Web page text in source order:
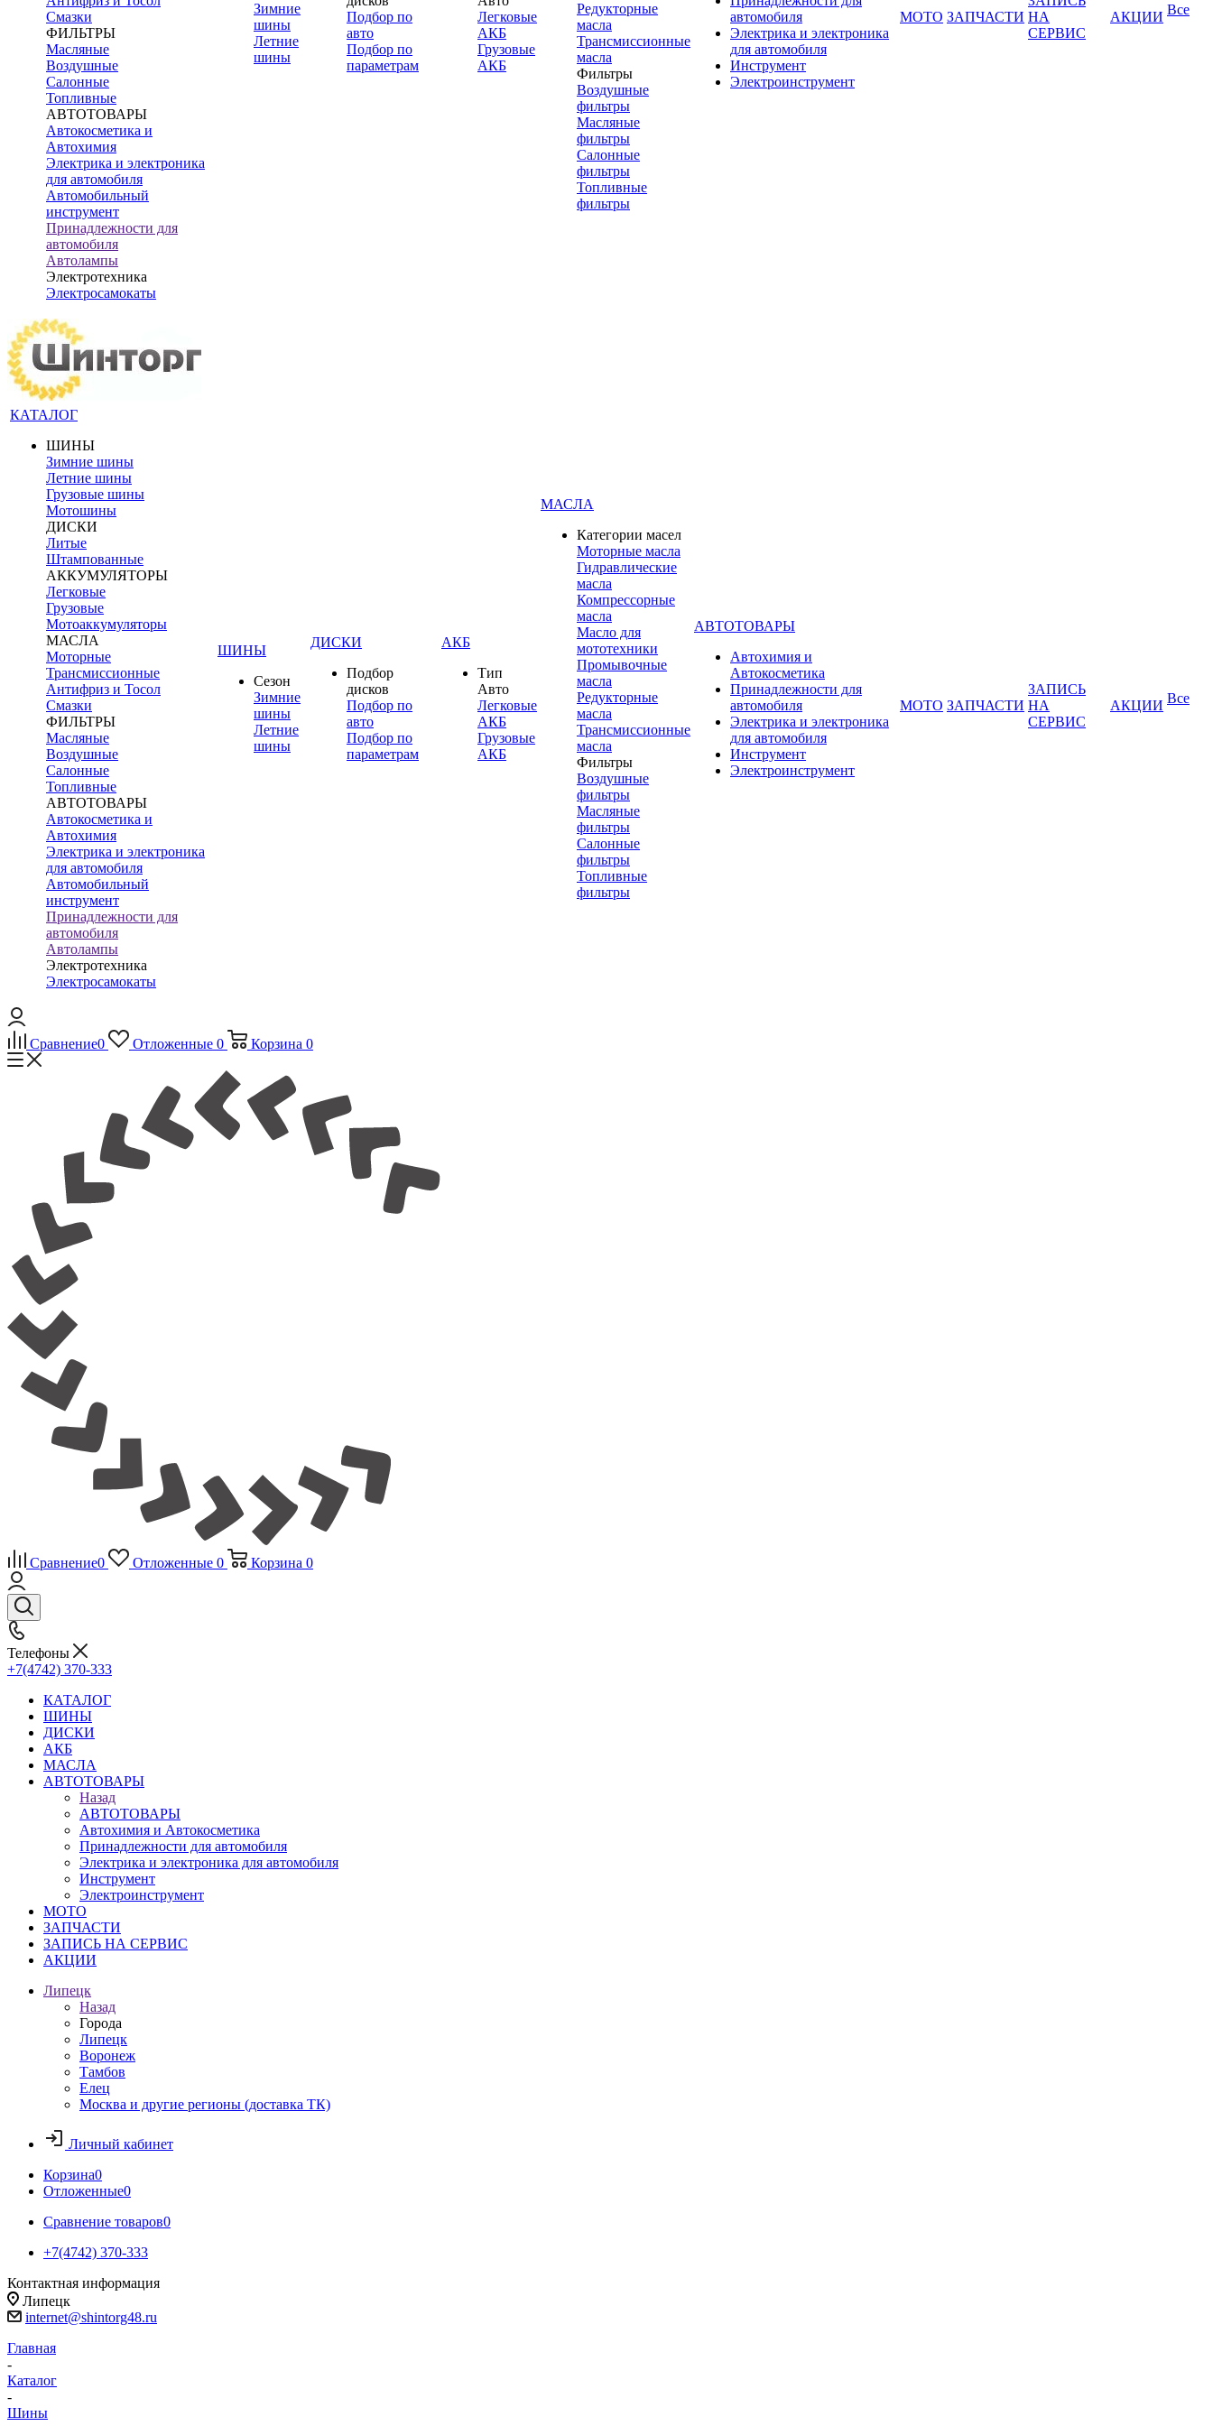
Смазки
ФИЛЬТРЫ
Масляные
Воздушные
Салонные
Топливные
АВТОТОВАРЫ
Автокосметика и
Автохимия
Электрика и электроника
для автомобиля
Автомобильный
инструмент
Принадлежности для
автомобиля
Автолампы
Электротехника
Электросамокаты
Зимние
шины
Летние
шины
Подбор по
авто
Подбор по
параметрам
Легковые
АКБ
Грузовые
АКБ
Редукторные
масла
Трансмиссионные
масла
Фильтры
Воздушные
фильтры
Масляные
фильтры
Салонные
фильтры
Топливные
фильтры
автомобиля
Электрика и электроника
для автомобиля
Инструмент
Электроинструмент
МОТО ЗАПЧАСТИ НА
СЕРВИС
АКЦИИ Все
КАТАЛОГ
ШИНЫ
Зимние шины
Летние шины
Грузовые шины
Мотошины
ДИСКИ
Литые
Штампованные
АККУМУЛЯТОРЫ
Легковые
Грузовые
Мотоаккумуляторы
МАСЛА
Моторные
Трансмиссионные
Антифриз и Тосол
Смазки
ФИЛЬТРЫ
Масляные
Воздушные
Салонные
Топливные
АВТОТОВАРЫ
Автокосметика и
Автохимия
Электрика и электроника
для автомобиля
Автомобильный
инструмент
Принадлежности для
автомобиля
Автолампы
Электротехника
Электросамокаты
ШИНЫ
Сезон
Зимние
шины
Летние
шины
ДИСКИ
Подбор
дисков
Подбор по
авто
Подбор по
параметрам
АКБ
Тип
Авто
Легковые
АКБ
Грузовые
АКБ
МАСЛА
Категории масел
Моторные масла
Гидравлические
масла
Компрессорные
масла
Масло для
мототехники
Промывочные
масла
Редукторные
масла
Трансмиссионные
масла
Фильтры
Воздушные
фильтры
Масляные
фильтры
Салонные
фильтры
Топливные
фильтры
АВТОТОВАРЫ
Автохимия и
Автокосметика
Принадлежности для
автомобиля
Электрика и электроника
для автомобиля
Инструмент
Электроинструмент
МОТО ЗАПЧАСТИ
ЗАПИСЬ
НА
СЕРВИС
АКЦИИ Все
Сравнение0 Отложенные 0 Корзина 0
Сравнение0 Отложенные 0 Корзина 0
Телефоны
+7(4742) 370-333
КАТАЛОГ
ШИНЫ
ДИСКИ
АКБ
МАСЛА
АВТОТОВАРЫ
Назад
АВТОТОВАРЫ
Автохимия и Автокосметика
Принадлежности для автомобиля
Электрика и электроника для автомобиля
Инструмент
Электроинструмент
МОТО
ЗАПЧАСТИ
ЗАПИСЬ НА СЕРВИС
АКЦИИ
Липецк
Назад
Города
Липецк
Воронеж
Тамбов
Елец
Москва и другие регионы (доставка ТК)
Личный кабинет
Корзина0
Отложенные0
Сравнение товаров0
+7(4742) 370-333
Контактная информация
Липецк
internet@shintorg48.ru
Главная
-
Каталог
-
Шины